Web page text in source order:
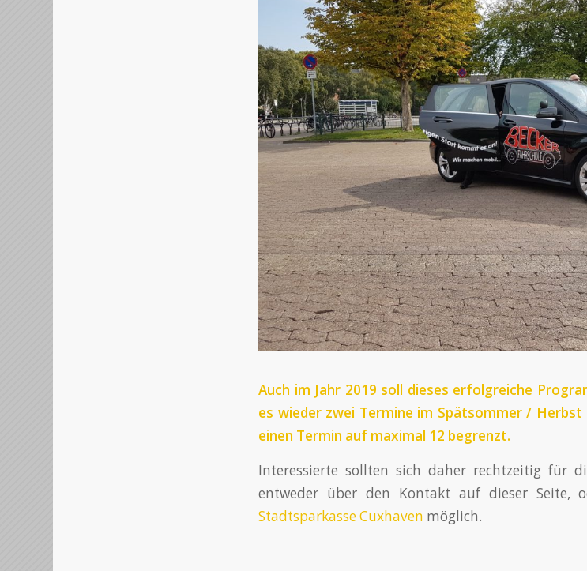
Auch im Jahr 2019 soll dieses erfolgreiche
es wieder zwei Termine im Spätsommer /
einen Termin auf maximal 12 begrenzt.
Interessierte sollten sich daher rechtzeitig für
entweder über den Kontakt auf dieser
Stadtsparkasse Cuxhaven möglich.